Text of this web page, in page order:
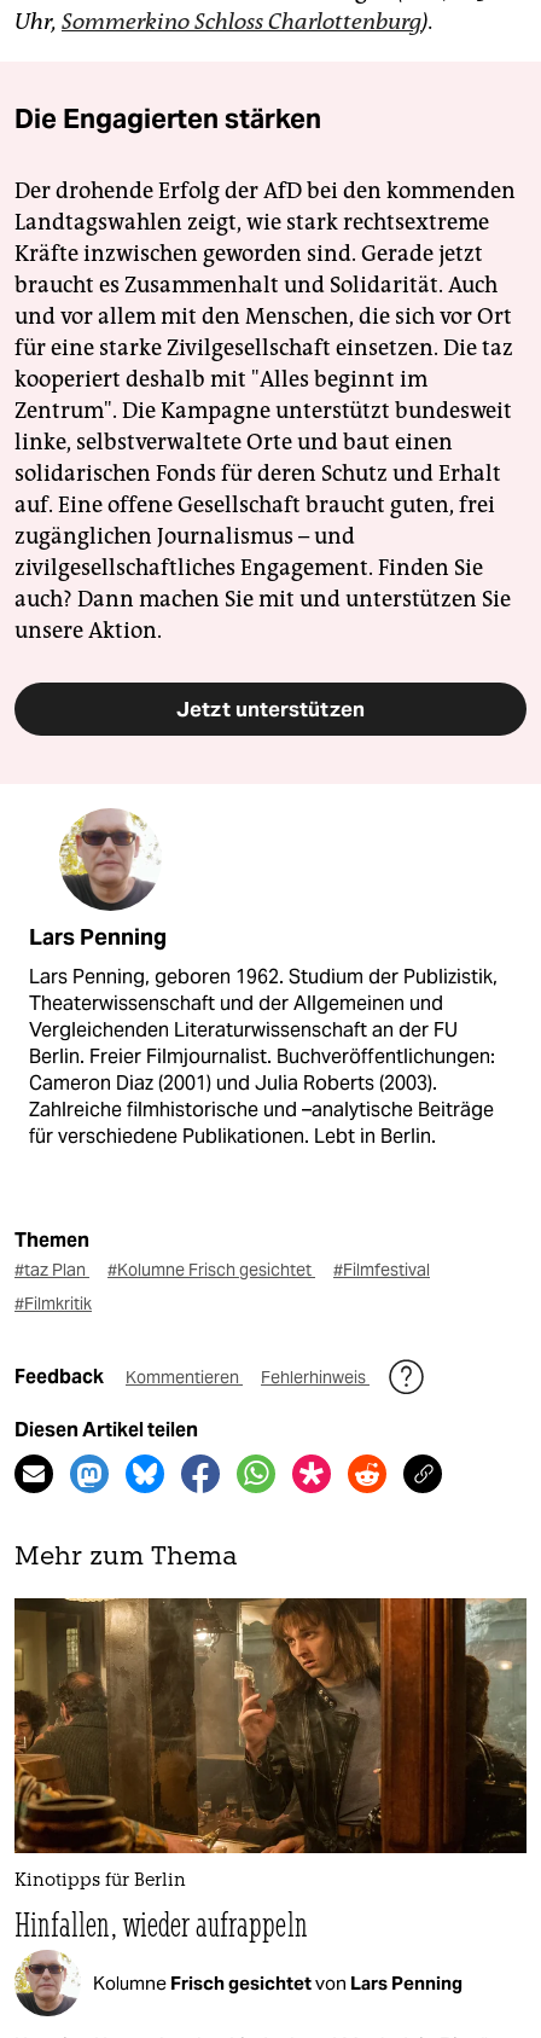
Uhr, Sommerkino Schloss Charlottenburg).
Die Engagierten stärken
Der drohende Erfolg der AfD bei den kommenden
Landtagswahlen zeigt, wie stark rechtsextreme
Kräfte inzwischen geworden sind. Gerade jetzt
braucht es Zusammenhalt und Solidarität. Auch
und vor allem mit den Menschen, die sich vor Ort
für eine starke Zivilgesellschaft einsetzen. Die taz
kooperiert deshalb mit "Alles beginnt im
Zentrum". Die Kampagne unterstützt bundesweit
linke, selbstverwaltete Orte und baut einen
solidarischen Fonds für deren Schutz und Erhalt
auf. Eine offene Gesellschaft braucht guten, frei
zugänglichen Journalismus – und
zivilgesellschaftliches Engagement. Finden Sie
auch? Dann machen Sie mit und unterstützen Sie
unsere Aktion.
Jetzt unterstützen
Lars Penning
Lars Penning, geboren 1962. Studium der Publizistik,
Theaterwissenschaft und der Allgemeinen und
Vergleichenden Literaturwissenschaft an der FU
Berlin. Freier Filmjournalist. Buchveröffentlichungen:
Cameron Diaz (2001) und Julia Roberts (2003).
Zahlreiche filmhistorische und –analytische Beiträge
für verschiedene Publikationen. Lebt in Berlin.
Themen
#taz Plan #Kolumne Frisch gesichtet
#Filmfestival
#Filmkritik
Feedback Kommentieren Fehlerhinweis
Diesen Artikel teilen
Mehr zum Thema
Kinotipps für Berlin
Hinfallen, wieder aufrappeln
Kolumne Frisch gesichtetvon Lars Penning